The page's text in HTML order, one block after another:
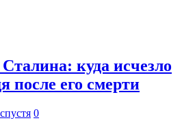
куда исчезло
после его смерти
0